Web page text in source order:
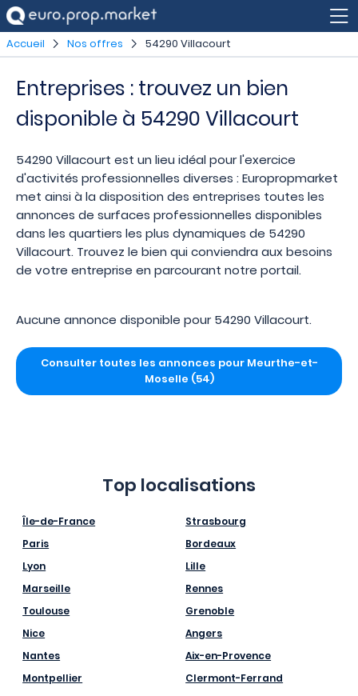
Accueil Nos offres 54290 Villacourt
Entreprises : trouvez un bien
disponible à 54290 Villacourt
54290 Villacourt est un lieu idéal pour l'exercice
d'activités professionnelles diverses : Europropmarket
met ainsi à la disposition des entreprises toutes les
annonces de surfaces professionnelles disponibles
dans les quartiers les plus dynamiques de 54290
Villacourt. Trouvez le bien qui conviendra aux besoins
de votre entreprise en parcourant notre portail.
Aucune annonce disponible pour 54290 Villacourt.
Consulter toutes les annonces pour Meurthe-et-
Moselle (54)
Top localisations
Île-de-France
Paris
Lyon
Marseille
Toulouse
Nice
Nantes
Montpellier
Strasbourg
Bordeaux
Lille
Rennes
Grenoble
Angers
Aix-en-Provence
Clermont-Ferrand